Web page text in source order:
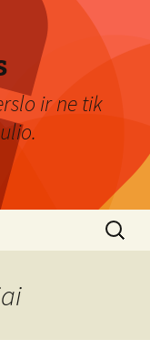
ir ne tik
Ieškoti: